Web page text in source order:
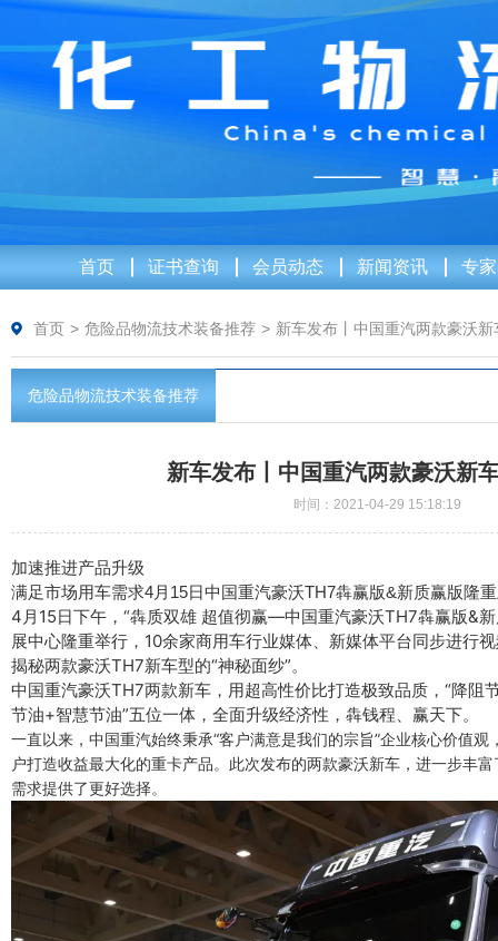
首页 证书查询 会员动态 新闻资讯 专
首页 > 危险品物流技术装备推荐 > 新车发布丨中国重汽两款豪沃
危险品物流技术装备推荐
新车发布丨中国重汽两款豪沃新
时间：2021-04-29 15:18:19
加速推进产品升级
满足市场用车需求4月15日中国重汽豪沃TH7犇赢版&新质赢版隆
4月15日下午，“犇质双雄 超值彻赢—中国重汽豪沃TH7犇赢版&
展中心隆重举行，10余家商用车行业媒体、新媒体平台同步进行
揭秘两款豪沃TH7新车型的“神秘面纱”。
中国重汽豪沃TH7两款新车，用超高性价比打造极致品质，“降阻
节油+智慧节油”五位一体，全面升级经济性，犇钱程、赢天下。
一直以来，中国重汽始终秉承“客户满意是我们的宗旨”企业核心价值
户打造收益最大化的重卡产品。此次发布的两款豪沃新车，进一步丰
需求提供了更好选择。